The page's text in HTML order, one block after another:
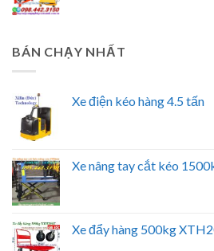
BÁN CHẠY NHẤT
Xe điện kéo hàng 4.5 tấn
Xe nâng tay cắt kéo
Xe đẩy hàng 500kg